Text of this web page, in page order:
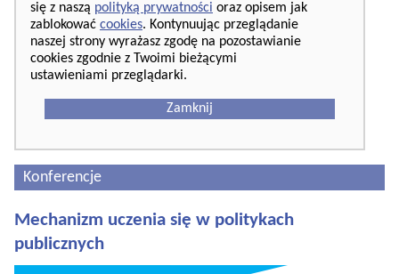
się z naszą polityką prywatności oraz opisem jak
zablokować cookies. Kontynuując przeglądanie
naszej strony wyrażasz zgodę na pozostawianie
cookies zgodnie z Twoimi bieżącymi
ustawieniami przeglądarki.
Zamknij
Konferencje
Mechanizm uczenia się w politykach
publicznych